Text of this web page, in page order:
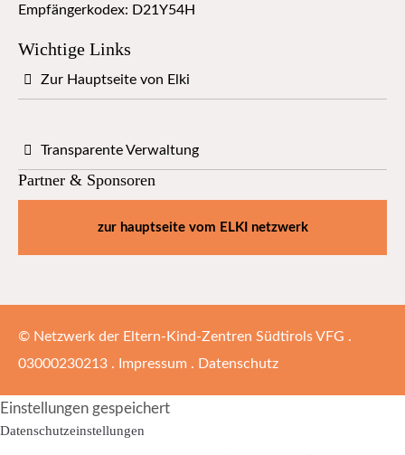
Empfängerkodex: D21Y54H
Wichtige Links
Zur Hauptseite von Elki
Transparente Verwaltung
Partner & Sponsoren
zur hauptseite vom ELKI netzwerk
© Netzwerk der Eltern-Kind-Zentren Südtirols VFG .
03000230213 .
Impressum . Datenschutz
Einstellungen gespeichert
Datenschutzeinstellungen